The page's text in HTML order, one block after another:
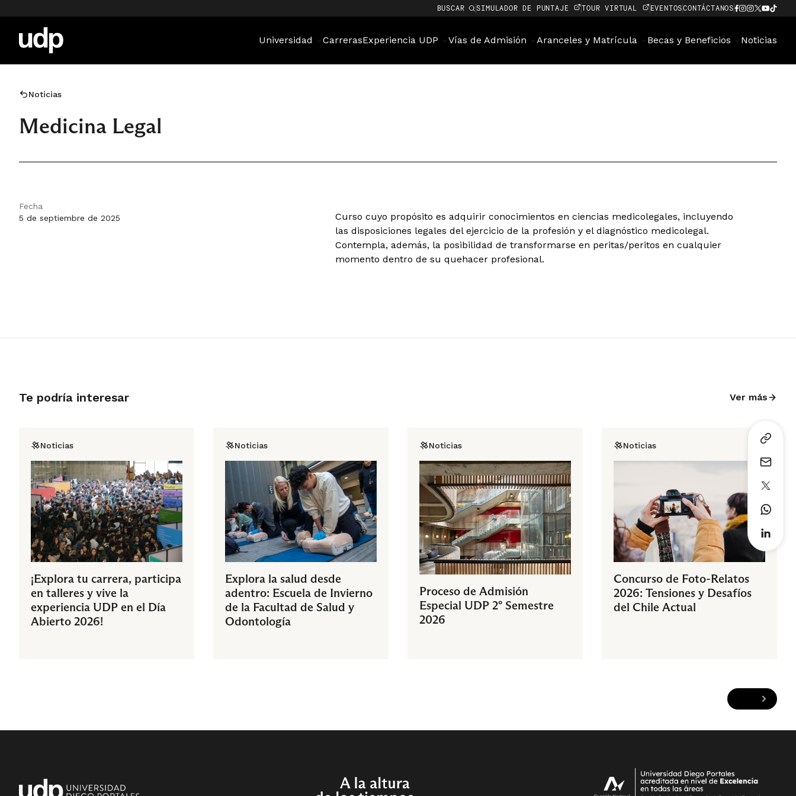
BUSCAR SIMULADOR DE PUNTAJE TOUR VIRTUAL EVENTOSCONTÁCTANOS
Universidad CarrerasExperiencia UDP Vías de Admisión Aranceles y Matrícula Becas y Beneficios Noticias
Noticias
Medicina Legal
Fecha
5 de septiembre de 2025
Curso cuyo propósito es adquirir conocimientos en ciencias medicolegales, incluyendo
las disposiciones legales del ejercicio de la profesión y el diagnóstico medicolegal.
Contempla, además, la posibilidad de transformarse en peritas/peritos en cualquier
momento dentro de su quehacer profesional.
Te podría interesar Ver más
Noticias
¡Explora tu carrera, participa
en talleres y vive la
experiencia UDP en el Día
Abierto 2026!
Noticias
Explora la salud desde
adentro: Escuela de Invierno
de la Facultad de Salud y
Odontología
Noticias
Proceso de Admisión
Especial UDP 2° Semestre
2026
Noticias
Concurso de Foto-Relatos
2026: Tensiones y Desafíos
del Chile Actual